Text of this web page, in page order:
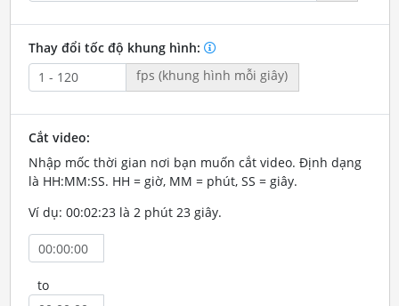
Thay đổi tốc độ khung hình:
fps (khung hình mỗi giây)
Cắt video:
Nhập mốc thời gian nơi bạn muốn cắt video. Định dạng
là HH:MM:SS. HH = giờ, MM = phút, SS = giây.
Ví dụ: 00:02:23 là 2 phút 23 giây.
to